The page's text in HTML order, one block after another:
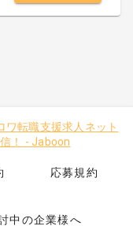
ワ転職支援求人ネット
！
- Jaboon
応募規約
中の企業様へ